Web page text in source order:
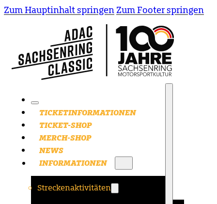
Zum Hauptinhalt springen Zum Footer springen
TICKETINFORMATIONEN
TICKET-SHOP
MERCH-SHOP
NEWS
INFORMATIONEN
Streckenaktivitäten